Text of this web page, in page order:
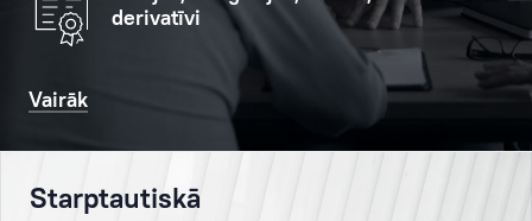
nodrošina
efektīvu
sadarbību
speciālistiem,
derivatīvi
Vairāk
Starptautiskā